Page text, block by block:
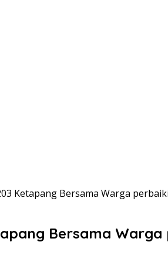
Ketapang Bersama Warga
Bersama